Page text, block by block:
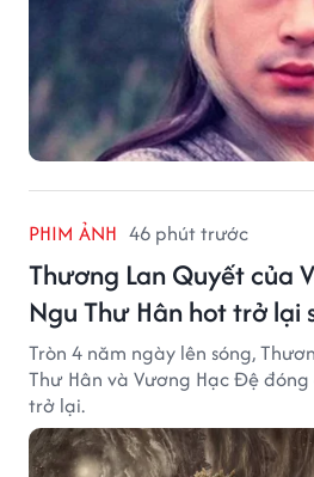
PHIM ẢNH 46 phút trước
Thương Lan Quyết của
Ngu Thư Hân hot trở lại
Tròn 4 năm ngày lên sóng,
Thư Hân và Vương Hạc Đệ
trở lại.